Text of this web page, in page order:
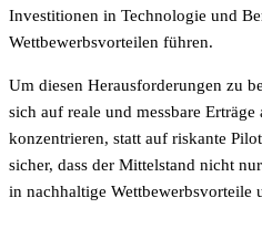
Investitionen in Technologie und
Wettbewerbsvorteilen führen.
Um diesen Herausforderungen zu
sich auf reale und messbare
konzentrieren, statt auf riskante
sicher, dass der Mittelstand nicht
in nachhaltige Wettbewerbsvorteile